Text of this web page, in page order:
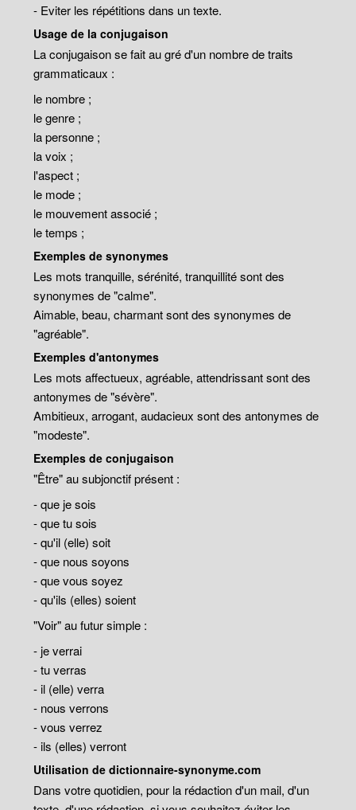
- Eviter les répétitions dans un texte.
Usage de la conjugaison
La conjugaison se fait au gré d'un nombre de traits
grammaticaux :
le nombre ;
le genre ;
la personne ;
la voix ;
l'aspect ;
le mode ;
le mouvement associé ;
le temps ;
Exemples de synonymes
Les mots tranquille, sérénité, tranquillité sont des
synonymes de "calme".
Aimable, beau, charmant sont des synonymes de
"agréable".
Exemples d'antonymes
Les mots affectueux, agréable, attendrissant sont des
antonymes de "sévère".
Ambitieux, arrogant, audacieux sont des antonymes de
"modeste".
Exemples de conjugaison
"Être" au subjonctif présent :
- que je sois
- que tu sois
- qu'il (elle) soit
- que nous soyons
- que vous soyez
- qu'ils (elles) soient
"Voir" au futur simple :
- je verrai
- tu verras
- il (elle) verra
- nous verrons
- vous verrez
- ils (elles) verront
Utilisation de dictionnaire-synonyme.com
Dans votre quotidien, pour la rédaction d'un mail, d'un